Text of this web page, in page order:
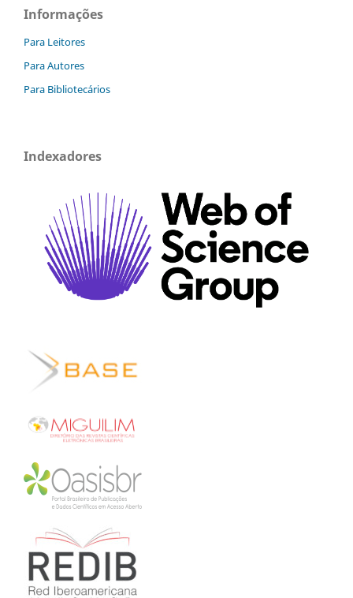
Informações
Para Leitores
Para Autores
Para Bibliotecários
Indexadores